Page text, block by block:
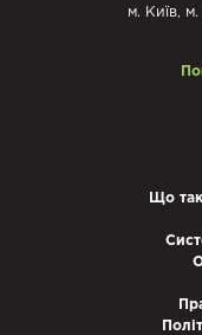
м. Київ,
Що